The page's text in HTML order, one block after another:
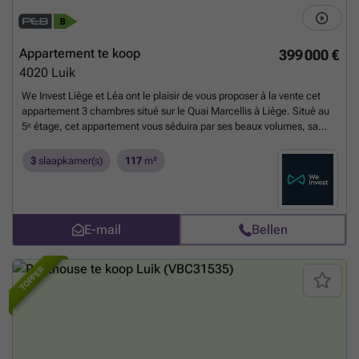
399 000 €
Appartement te koop
4020 Luik
We Invest Liège et Léa ont le plaisir de vous proposer à la vente cet
appartement 3 chambres situé sur le Quai Marcellis à Liège. Situé au
5ᵉ étage, cet appartement vous séduira par ses beaux volumes, sa
compose comme suit : Séjour Cuisine 3 chambres de 11 m², 15 m² et
17 m² 1 salle de bains 1 WC séparé 1 espace buanderie 1 balcon Cet
appartement bénéficie d'un système de climatisation. Son petit plus ?
Un garage fermé, deux caves et une chambre de bonne. PEB B
(20260420006490) – E. spéc. : 148 kWh/m²/an – E. totale : 18.546
kWh/an Vous souhaitez en savoir plus ou planifier une visite ?
Contactez l'agence au ###Meer weten?
3 slaapkamer(s) 117 m²
E-mail Bellen
TOPPER